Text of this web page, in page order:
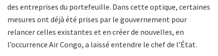
des entreprises du portefeuille. Dans cette optique, certaines
mesures ont déjà été prises par le gouvernement pour
relancer celles existantes et en créer de nouvelles, en
l’occurrence Air Congo, a laissé entendre le chef de l’État.